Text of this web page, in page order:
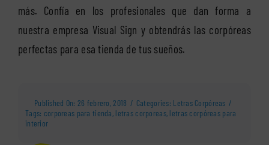
más. Confía en los profesionales que dan forma a
nuestra empresa Visual Sign y obtendrás las corpóreas
perfectas para esa tienda de tus sueños.
Published On: 26 febrero, 2018 / Categories: Letras Corpóreas /
Tags: corporeas para tienda, letras corporeas, letras corpóreas para
interior